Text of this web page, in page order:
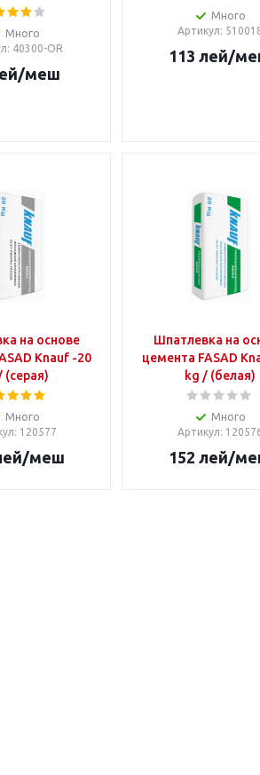
Много
: 40300-OR
/меш
Много
Артикул:
113 лей/
на основе
Knauf -20
(серая)
Много
: 120577
/меш
Шпатлевка на
цемента FASAD
kg / (белая)
Много
Артикул:
152 лей/